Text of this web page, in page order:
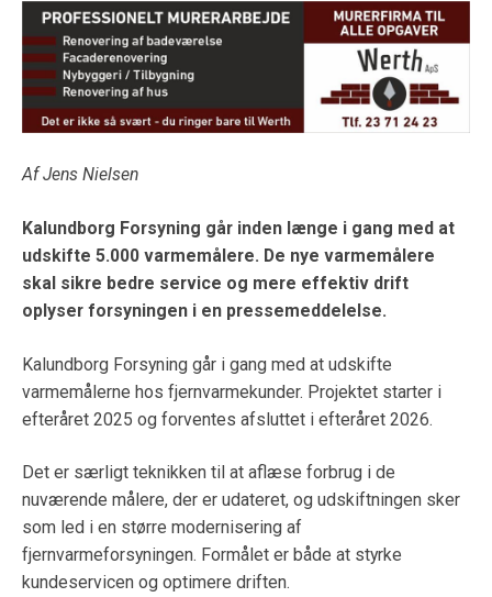
Af Jens Nielsen
Kalundborg Forsyning går inden længe i gang med at
udskifte 5.000 varmemålere. De nye varmemålere
skal sikre bedre service og mere effektiv drift
oplyser forsyningen i en pressemeddelelse.
Kalundborg Forsyning går i gang med at udskifte
varmemålerne hos fjernvarmekunder. Projektet starter i
efteråret 2025 og forventes afsluttet i efteråret 2026.
Det er særligt teknikken til at aflæse forbrug i de
nuværende målere, der er udateret, og udskiftningen sker
som led i en større modernisering af
fjernvarmeforsyningen. Formålet er både at styrke
kundeservicen og optimere driften.